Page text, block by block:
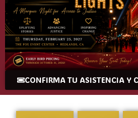
CONFIRMA TU ASISTENCIA Y